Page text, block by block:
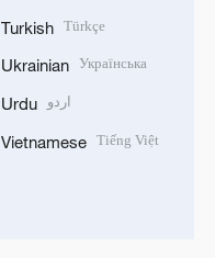
Turkish Türkçe
Ukrainian Українська
Urdu اردو
Vietnamese Tiếng Việt